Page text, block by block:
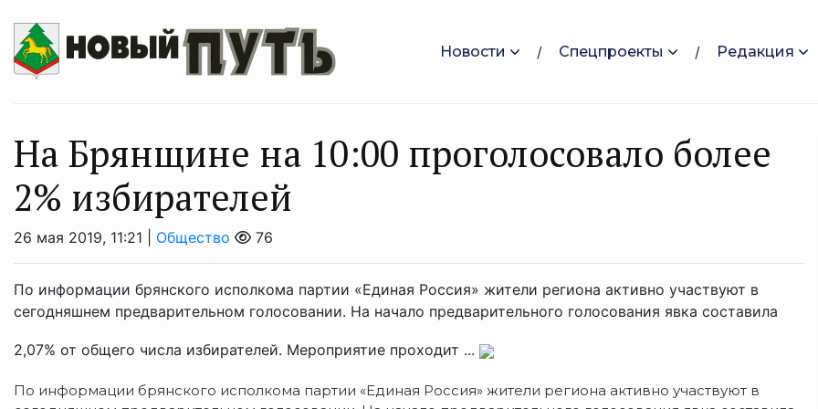
Новости Спецпроекты Редакция
На Брянщине на 10:00 проголосовало более
2% избирателей
26 мая 2019, 11:21 | Общество 76
По информации брянского исполкома партии «Единая Россия» жители региона активно участвуют в
сегодняшнем предварительном голосовании. На начало предварительного голосования явка составила
2,07% от общего числа избирателей. Мероприятие проходит ...
По информации брянского исполкома партии «Единая Россия» жители региона активно участвуют в